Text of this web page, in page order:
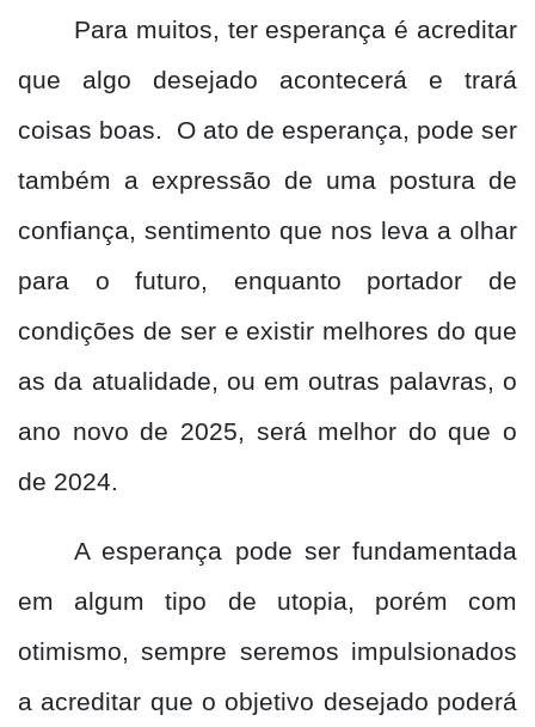
Para muitos, ter esperança é acreditar
que algo desejado acontecerá e trará
coisas boas.
O ato de esperança, pode ser
também a expressão de uma postura de
confiança, sentimento que nos leva a olhar
para o futuro, enquanto portador de
condições de ser e existir melhores do que
as da atualidade, ou em outras palavras, o
ano novo de 2025, será melhor do que o
de 2024.
A esperança pode ser fundamentada
em algum tipo de utopia, porém com
otimismo, sempre seremos impulsionados
a acreditar que o objetivo desejado poderá